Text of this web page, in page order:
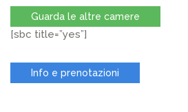
Guarda le altre camere
[sbc title=”yes”]
Info e prenotazioni